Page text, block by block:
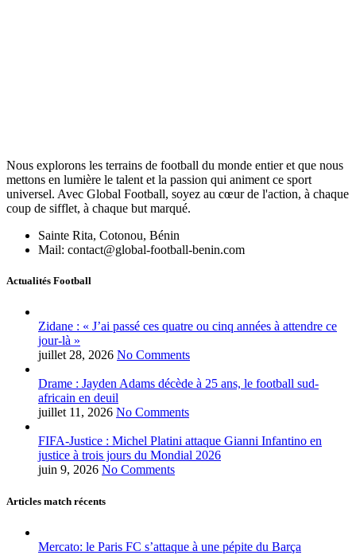
Nous explorons les terrains de football du monde entier et que nous
mettons en lumière le talent et la passion qui animent ce sport
universel. Avec Global Football, soyez au cœur de l'action, à chaque
coup de sifflet, à chaque but marqué.
Sainte Rita, Cotonou, Bénin
Mail: contact@global-football-benin.com
Actualités Football
Zidane : « J’ai passé ces quatre ou cinq années à attendre ce
jour-là »
juillet 28, 2026 No Comments
Drame : Jayden Adams décède à 25 ans, le football sud-
africain en deuil
juillet 11, 2026 No Comments
FIFA-Justice : Michel Platini attaque Gianni Infantino en
justice à trois jours du Mondial 2026
juin 9, 2026 No Comments
Articles match récents
Mercato: le Paris FC s’attaque à une pépite du Barça